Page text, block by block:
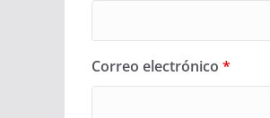
Correo electrónico *